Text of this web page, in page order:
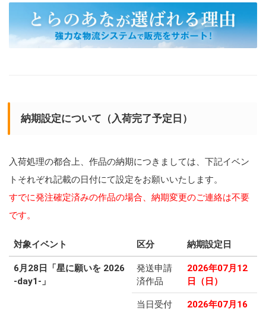
納期設定について（入荷完了予定日）
入荷処理の都合上、作品の納期につきましては、下記イベン
トそれぞれ記載の日付にて設定をお願いいたします。
すでに発注確定済みの作品の場合、納期変更のご連絡は不要
です。
対象イベント 区分 納期設定日
6月28日「星に願いを 2026
-day1-」
発送申請
済作品
2026年07月12
日（日）
当日受付
2026年07月16